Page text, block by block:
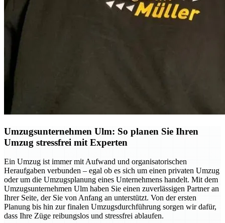
Umzugsunternehmen Ulm: So planen Sie Ihren
Umzug stressfrei mit Experten
Ein Umzug ist immer mit Aufwand und organisatorischen
Heraufgaben verbunden – egal ob es sich um einen privaten Umzug
oder um die Umzugsplanung eines Unternehmens handelt. Mit dem
Umzugsunternehmen Ulm haben Sie einen zuverlässigen Partner an
Ihrer Seite, der Sie von Anfang an unterstützt. Von der ersten
Planung bis hin zur finalen Umzugsdurchführung sorgen wir dafür,
dass Ihre Züge reibungslos und stressfrei ablaufen.